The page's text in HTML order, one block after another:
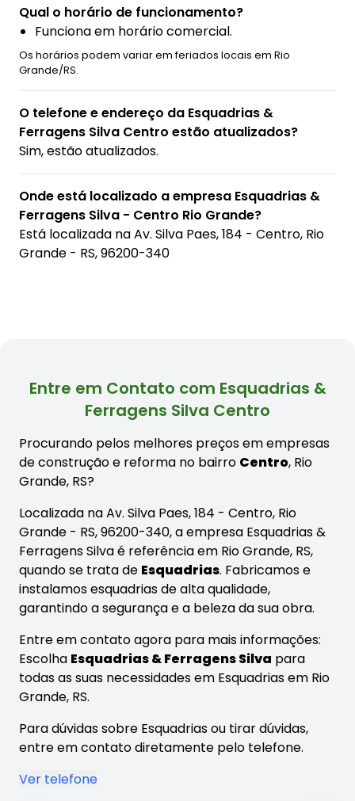
Qual o horário de funcionamento?
Funciona em horário comercial.
Os horários podem variar em feriados locais em Rio
Grande/RS.
O telefone e endereço da Esquadrias &
Ferragens Silva Centro estão atualizados?
Sim, estão atualizados.
Onde está localizado a empresa Esquadrias &
Ferragens Silva - Centro Rio Grande?
Está localizada naAv. Silva Paes, 184 - Centro, Rio
Grande - RS, 96200-340
Entre em Contato com Esquadrias &
Ferragens Silva Centro
Procurando pelos melhores preços em empresas
de construção e reforma no bairro Centro, Rio
Grande, RS?
Localizada na Av. Silva Paes, 184 - Centro, Rio
Grande - RS, 96200-340, a empresa Esquadrias &
Ferragens Silva é referência em Rio Grande, RS,
quando se trata de Esquadrias. Fabricamos e
instalamos esquadrias de alta qualidade,
garantindo a segurança e a beleza da sua obra.
Entre em contato agora para mais informações:
Escolha Esquadrias & Ferragens Silva para
todas as suas necessidades em Esquadrias em Rio
Grande, RS.
Para dúvidas sobre Esquadrias ou tirar dúvidas,
entre em contato diretamente pelo telefone.
Ver telefone